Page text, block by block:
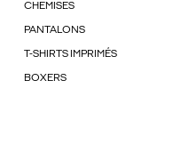
CHEMISES
PANTALONS
T-SHIRTS IMPRIMÉS
BOXERS